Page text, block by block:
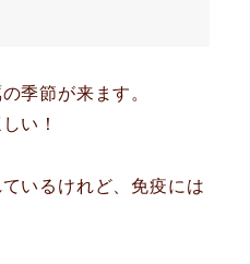
季節が来ます。
い！
いるけれど、免疫には